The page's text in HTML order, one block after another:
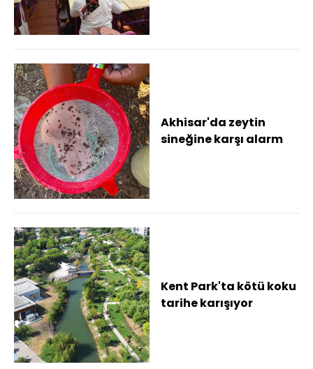
Akhisar'da zeytin
sineğine karşı alarm
Kent Park'ta kötü koku
tarihe karışıyor